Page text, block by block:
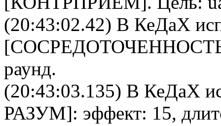
(20:43:02.42) В КеДаХ
[
раунд.
(20:43:03.135) В КеДаХ
РАЗУМ]: эффект: 15,